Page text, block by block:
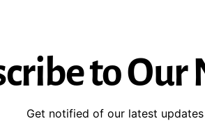
to
Get notified of our latest